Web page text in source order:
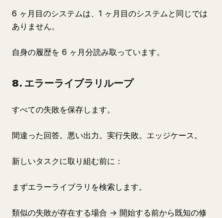
6 ヶ月目のシステムは、1 ヶ月目のシステムと同じでは
ありません。
自身の履歴を 6 ヶ月分読み取っています。
8. エラーライブラリループ
すべての失敗を保存します。
間違った回答。悪い出力。実行失敗。エッジケース。
新しいタスクに取り組む前に：
まずエラーライブラリを検索します。
類似の失敗が存在する場合 → 開始する前から既知の修